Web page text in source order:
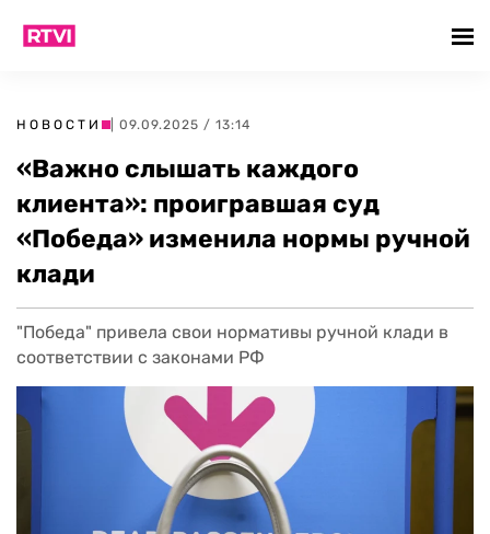
НОВОСТИ | 09.09.2025 / 13:14
«Важно слышать каждого
клиента»: проигравшая суд
«Победа» изменила нормы ручной
клади
"Победа" привела свои нормативы ручной клади в
соответствии с законами РФ